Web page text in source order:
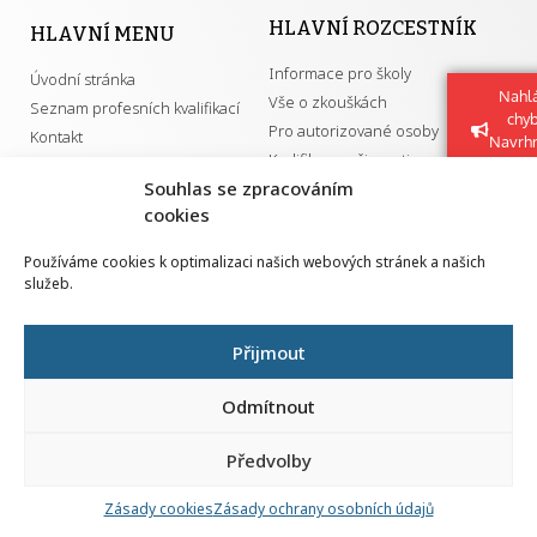
Souhlas se zpracováním
cookies
Používáme cookies k optimalizaci našich webových stránek a našich
služeb.
Přijmout
Odmítnout
Předvolby
Zásady cookiesZásady ochrany osobních údajů
HLAVNÍ MENU
Úvodní stránka
Seznam profesních kvalifikací
Kontakt
HLAVNÍ ROZCESTNÍK
Informace pro školy
Vše o zkouškách
Pro autorizované osoby
Kvalifikace a živnosti
GDPR
Národní pedagogický institut ČR
Senovážné náměstí 25
110 00 Praha 1
Všechna práva vyhrazena | 2026